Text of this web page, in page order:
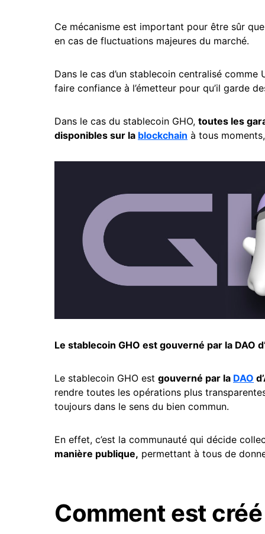
Ce mécanisme est important pour être sûr
en cas de fluctuations majeures du marché.
Dans le cas d’un stablecoin centralisé
faire confiance à l’émetteur pour qu’il garde
Dans le cas du stablecoin GHO, toutes les
disponibles sur la blockchain à tous
Le stablecoin GHO est gouverné par la DAO
Le stablecoin GHO est gouverné par la DAO
rendre toutes les opérations plus
toujours dans le sens du bien commun.
En effet, c’est la communauté qui décide
manière publique, permettant à tous de
Comment est